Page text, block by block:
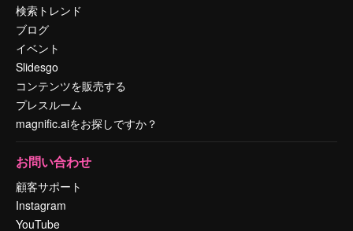
検索トレンド
ブログ
イベント
Slidesgo
コンテンツを販売する
プレスルーム
magnific.aiをお探しですか？
お問い合わせ
顧客サポート
Instagram
YouTube